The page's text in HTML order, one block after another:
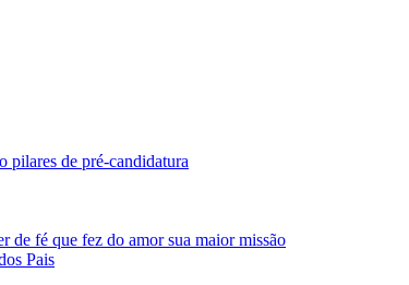
pilares de pré-candidatura
de fé que fez do amor sua maior missão
Pais